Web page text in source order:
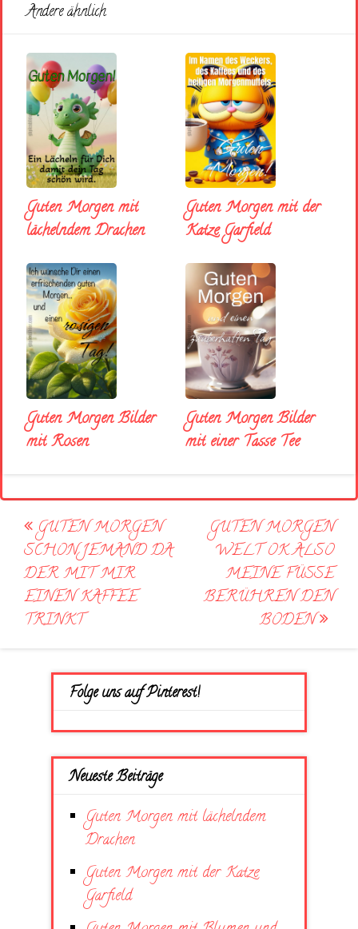
Andere ähnlich
Guten Morgen mit
lächelndem Drachen
Guten Morgen mit der
Katze Garfield
Guten Morgen Bilder
mit Rosen
Guten Morgen Bilder
mit einer Tasse Tee
Post
navigation
GUTEN MORGEN
SCHON JEMAND DA
DER MIT MIR
EINEN KAFFEE
TRINKT
GUTEN MORGEN
WELT OK ALSO
MEINE FÜSSE B
ERÜHREN DEN B
ODEN
Folge uns auf Pinterest!
Neueste Beiträge
Guten Morgen mit lächelndem
Drachen
Guten Morgen mit der Katze
Garfield